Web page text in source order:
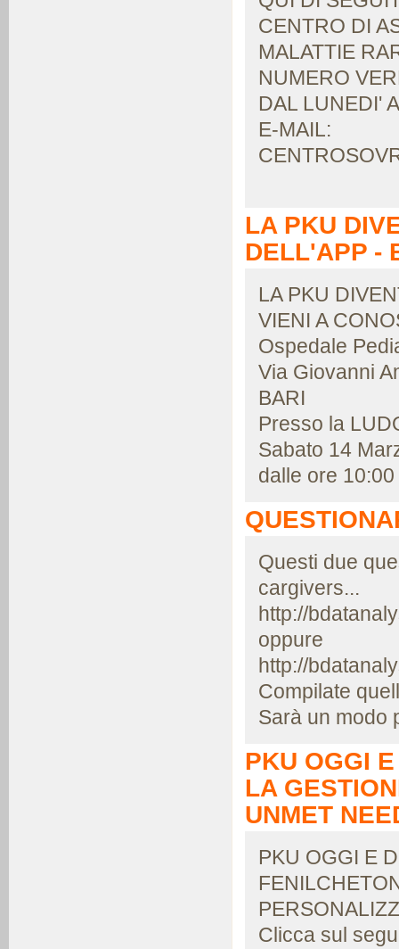
CENTRO DI
MALATTIE
NUMERO
DAL LUNEDI'
E-MAIL:
LA PKU
DELL'APP -
LA PKU
VIENI A
Ospedale
Via Giovanni
BARI
Presso la
Sabato 14
dalle ore
Questi due
cargivers...
http://
oppure
http://
Compilate
Sarà un modo
PKU OGGI
LA
UNMET
PKU OGGI E
Clicca sul